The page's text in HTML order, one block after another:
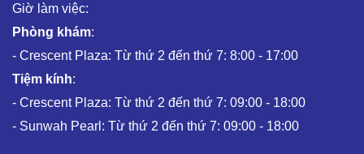
Giờ làm việc:
Phòng khám:
- Crescent Plaza: Từ thứ 2 đến thứ 7: 8:00 - 17:00
Tiệm kính:
- Crescent Plaza: Từ thứ 2 đến thứ 7: 09:00 - 18:00
- Sunwah Pearl: Từ thứ 2 đến thứ 7: 09:00 - 18:00